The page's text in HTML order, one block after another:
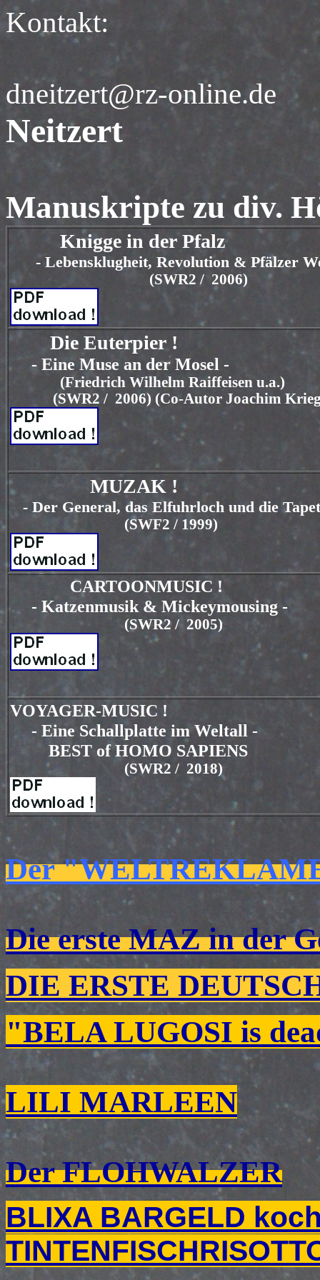
dneitzert@rz-
Neitzert
Manuskripte zu div.
Knigge in der Pfalz
- Lebensklugheit, Revolution & Pfälzer
(SWR2 / 2006)
Die Euterpier !
- Eine Muse an der Mosel -
(Friedrich Wilhelm Raiffeisen u.a.)
(SWR2 / 2006) (Co-Autor Joachim
MUZAK !
- Der General, das Elfuhrloch und die
(SWF2 / 1999)
CARTOONMUSIC !
- Katzenmusik & Mickeymousing -
(SWR2 / 2005)
VOYAGER-MUSIC !
- Eine Schallplatte im Weltall -
BEST of HOMO SAPIENS
(SWR2 / 2018)
Der
Die erste MAZ in der
DIE ERSTE
"BELA LUGOSI is
LILI MARLEEN
Der FLOHWALZER
BLIXA BARGELD